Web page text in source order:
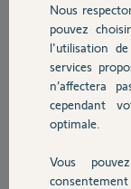
Chauffage
Autres
Devis avec
Voici nos questions :
Les dispositifs
Switch) sont-ils
utilisant une
Si oui, pourriez-
compatibilité ?
Manuel radiateurs
Nous
pouvez
l'utilisation
services
n’affectera
cependant
optimale.
Vous